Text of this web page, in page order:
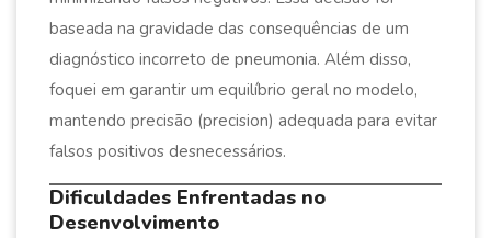
baseada na gravidade das consequências de um
diagnóstico incorreto de pneumonia. Além disso,
foquei em garantir um equilíbrio geral no modelo,
mantendo precisão (precision) adequada para evitar
falsos positivos desnecessários.
Dificuldades Enfrentadas no
Desenvolvimento